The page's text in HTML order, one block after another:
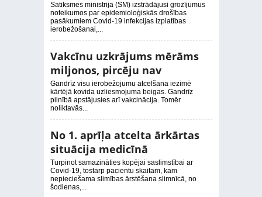
Satiksmes ministrija (SM) izstrādājusi grozījumus
noteikumos par epidemioloģiskās drošības
pasākumiem Covid-19 infekcijas izplatības
ierobežošanai,...
Vakcīnu uzkrājums mērāms
miljonos, pircēju nav
Gandrīz visu ierobežojumu atcelšana iezīmē
kārtējā kovida uzliesmojuma beigas. Gandrīz
pilnībā apstājusies arī vakcinācija. Tomēr
noliktavās...
No 1. aprīļa atcelta ārkārtas
situācija medicīnā
Turpinot samazināties kopējai saslimstībai ar
Covid-19, tostarp pacientu skaitam, kam
nepieciešama slimības ārstēšana slimnīcā, no
šodienas,...